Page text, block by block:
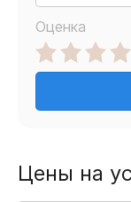
Оценка
Цены на